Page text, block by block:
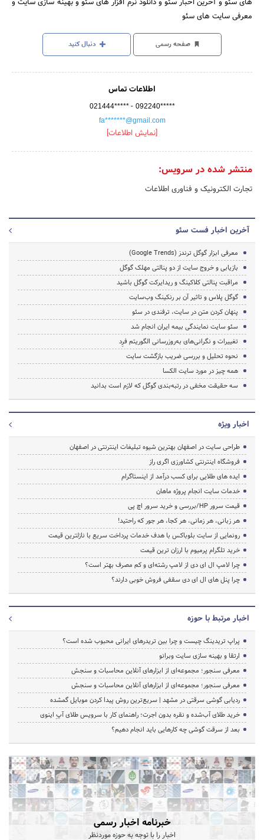
معرفی سایت های سئو
صفحه رسمی دنبال کنید
اطلاعات تماس
021444***** - 092240*****
fa*******@gmail.com
[نمایش اطلاعات]
منتشر شده در سرویس:
تجارت الکترونیک و فناوری اطلاعات
آخرین اخبار فست سئو
معرفی ابزار گوگل ترندز (Google Trends)
بازیابی و خروج سایت از دو پنالتی مهلک گوگل
مراقبت پنالتی کلاکینگ و ریدایرکت گوگل باشید
گوگل پلاس و تاثیر آن بر رنکینگ وب‌سایت
پنهان کردن متن در سایت، ترفندی در سئو
سئو سایت نمایندگی بیمه ایران انجام شد
تغییرات و نگرانی‌های به‌روزرسانی الگوریتم فرِد
نحوه تحلیل و بررسی ضریب بازگشت سایت
همه چیز در مورد سایت الکسا
سه حقیقت مخفی در رتبه‌بندی گوگل که لازم است بدانید
اخبار ویژه
طراحی سایت در اصفهان بهترین شیوه تبلیغات اینترنتی در اصفهان
فروشگاه اینترنتی کشاورزی اگری راز
ایده های طلایی برای کسب درآمد از اینستاگرام
خدمات سایت انجام پروژه ماهان
قیمت سرور HP/بررسی و خرید سرور اچ پی
هر زبانی، هر زمانی، هر کجا، هر جور که راحتید!
رونمایی از سایت بلوباکس با هدف خدمات پرداخت سریع با نازلترین قیمت
خرید تلگرام پرمیوم با ارزان ترین قیمت
چرا لامپ ال ای دی از لامپ رشته‌ای و کم مصرف بهتر است؟
چرا پنل های ال ای دی سقفی فروش خوبی دارند؟
اخبار مرتبط با حوزه
پراپ تریدینگ چیست و چرا بین تریدرهای ایرانی محبوب شده است؟
ارتقا و بهینه سازی سایت وبرانو
معرفی سنجور؛ مجموعه‌ای از ابزارهای آنلاین محاسبات و سنجش
معرفی سنجور؛ مجموعه‌ای از ابزارهای آنلاین محاسبات و سنجش
ردیابی گوشی سرقتی در مشهد | سریع‌ترین روش پیدا کردن موبایل گمشده
خرید طلای آب‌شده و نقره بدون اجرت؛ راهنمای کار با سرویس طلای آپِ اینوی
بعد از سرقت گوشی چه کارهایی باید انجام دهیم؟
خبرنامه اخبار رسمی
اخبار را با توجه به حوزه موردنظر